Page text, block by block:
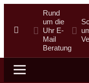
Rund
um die
Uhr E-
Mail
Beratung